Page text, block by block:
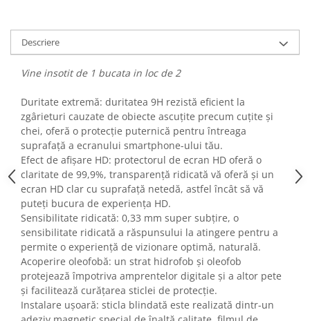
Fashion
Bijuterii
Ceasuri barbatesti
Cutii, curele si accesorii ceasuri
Genti si accesorii barbati
Genti si accesorii femei
Imbracaminte barbati
Imbracaminte femei
Imbracaminte si Incaltaminte copii
Incaltaminte barbati
Incaltaminte femei
Ochelari de soare
Ochelari de vedere
Gaming, Carti & Birotica
Birotica & Papetarie
Descriere
Vine insotit de 1 bucata in loc de 2
Duritate extremă: duritatea 9H rezistă eficient la
zgârieturi cauzate de obiecte ascuțite precum cuțite și
chei, oferă o protecție puternică pentru întreaga
suprafață a ecranului smartphone-ului tău.
Efect de afișare HD: protectorul de ecran HD oferă o
claritate de 99,9%, transparență ridicată vă oferă și un
ecran HD clar cu suprafață netedă, astfel încât să vă
puteți bucura de experiența HD.
Sensibilitate ridicată: 0,33 mm super subțire, o
sensibilitate ridicată a răspunsului la atingere pentru a
permite o experiență de vizionare optimă, naturală.
Acoperire oleofobă: un strat hidrofob și oleofob
protejează împotriva amprentelor digitale și a altor pete
și facilitează curățarea sticlei de protecție.
Instalare ușoară: sticla blindată este realizată dintr-un